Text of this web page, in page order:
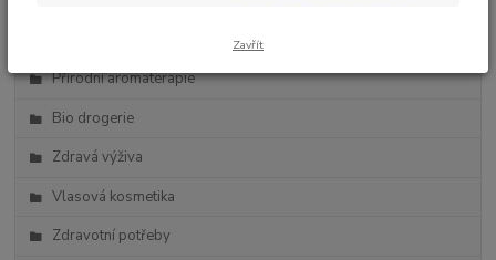
Ekologické čistící prostředky
Přírodní aromaterapie
Bio drogerie
Zdravá výživa
Vlasová kosmetika
Zdravotní potřeby
Zavřít